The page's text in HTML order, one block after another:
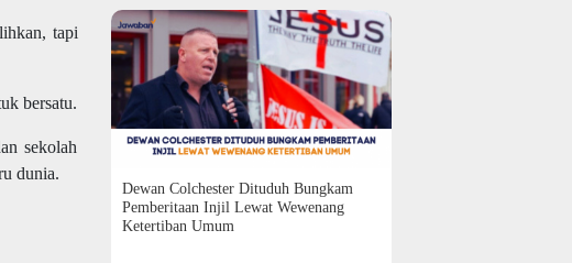
tapi
bersatu.
sekolah
dunia.
Dewan Colchester Dituduh Bungkam
Pemberitaan Injil Lewat Wewenang
Ketertiban Umum